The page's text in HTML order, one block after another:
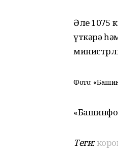
Әле 1075
үткәрә
Фото:
Теги: